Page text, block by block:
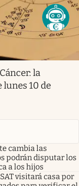
la
lunes 10 de
cambia las
podrán disputar los
a los hijos
visitará casa por